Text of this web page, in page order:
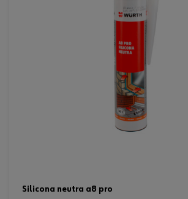
silicona neutra a8 pro